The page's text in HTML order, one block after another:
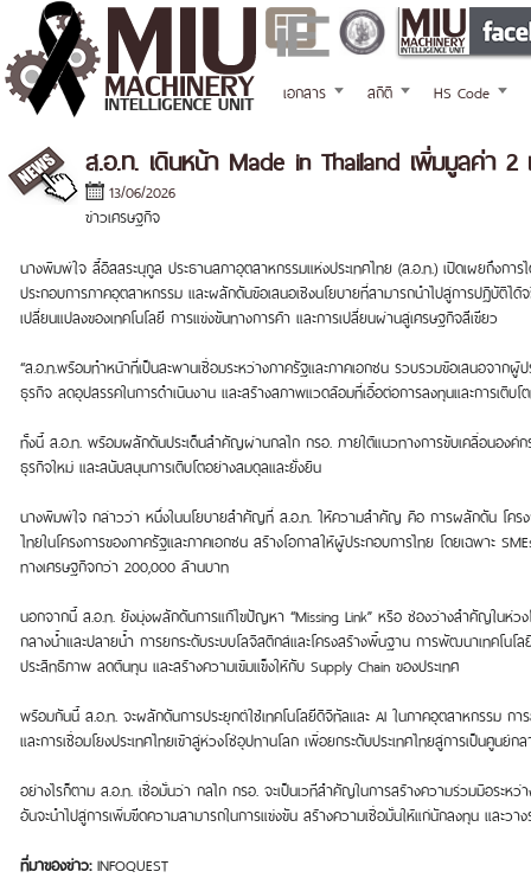
เอกสาร สถิติ HS Code
ส.อ.ท. เดินหน้า Made in Thailand เพิ่มมูลค่า
13/06/2026
ข่าวเศรษฐกิจ
นางพิมพ์ใจ ลี้อิสสระนุกูล ประธานสภาอุตสาหกรรมแห่งประเทศไทย (ส.อ.ท.) เปิดเผยถึงก
ประกอบการภาคอุตสาหกรรม และผลักดันข้อเสนอเชิงนโยบายที่สามารถนำไปสู่การปฏิบัติไ
เปลี่ยนแปลงของเทคโนโลยี การแข่งขันทางการค้า และการเปลี่ยนผ่านสู่เศรษฐกิจสีเขียว
“ส.อ.ท.พร้อมทำหน้าที่เป็นสะพานเชื่อมระหว่างภาครัฐและภาคเอกชน รวบรวมข้อเสนอจ
ธุรกิจ ลดอุปสรรคในการดำเนินงาน และสร้างสภาพแวดล้อมที่เอื้อต่อการลงทุนและการเติบ
ทั้งนี้ ส.อ.ท. พร้อมผลักดันประเด็นสำคัญผ่านกลไก กรอ. ภายใต้แนวทางการขับเคลื่อนองค์
ธุรกิจใหม่ และสนับสนุนการเติบโตอย่างสมดุลและยั่งยืน
นางพิมพ์ใจ กล่าวว่า หนึ่งในนโยบายสำคัญที่ ส.อ.ท. ให้ความสำคัญ คือ การผลักดัน โครง
ไทยในโครงการของภาครัฐและภาคเอกชน สร้างโอกาสให้ผู้ประกอบการไทย โดยเฉพาะ
ทางเศรษฐกิจกว่า 200,000 ล้านบาท
นอกจากนี้ ส.อ.ท. ยังมุ่งผลักดันการแก้ไขปัญหา “Missing Link” หรือ ช่องว่างสำคัญในห่ว
กลางน้ำและปลายน้ำ การยกระดับระบบโลจิสติกส์และโครงสร้างพื้นฐาน การพัฒนาเทคโ
ประสิทธิภาพ ลดต้นทุน และสร้างความเข้มแข็งให้กับ Supply Chain ของประเทศ
พร้อมกันนี้ ส.อ.ท. จะผลักดันการประยุกต์ใช้เทคโนโลยีดิจิทัลและ AI ในภาคอุตสาหกรรม ก
และการเชื่อมโยงประเทศไทยเข้าสู่ห่วงโซ่อุปทานโลก เพื่อยกระดับประเทศไทยสู่การเป็นศูนย์
อย่างไรก็ตาม ส.อ.ท. เชื่อมั่นว่า กลไก กรอ. จะเป็นเวทีสำคัญในการสร้างความร่วมมือระห
อันจะนำไปสู่การเพิ่มขีดความสามารถในการแข่งขัน สร้างความเชื่อมั่นให้แก่นักลงทุน และวาง
ที่มาของข่าว: INFOQUEST